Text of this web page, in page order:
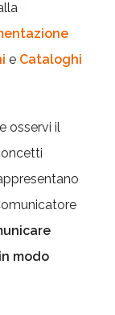
e Cataloghi
osservi il
modo